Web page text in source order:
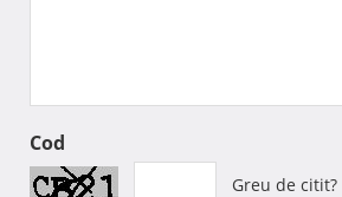
Cod
Greu de citit?